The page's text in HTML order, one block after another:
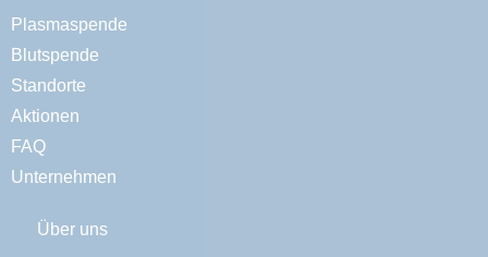
Plasmaspende
Blutspende
Standorte
Aktionen
FAQ
Unternehmen
Über uns